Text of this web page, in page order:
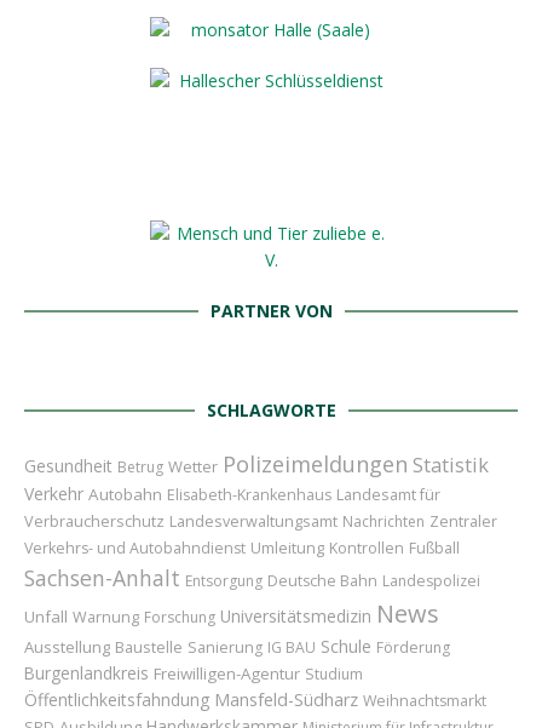
PARTNER VON
SCHLAGWORTE
Gesundheit Betrug Wetter Polizeimeldungen Statistik
Verkehr Autobahn Elisabeth-Krankenhaus Landesamt für
Verbraucherschutz Landesverwaltungsamt Nachrichten Zentraler
Verkehrs- und Autobahndienst Umleitung Kontrollen Fußball
Sachsen-Anhalt Entsorgung Deutsche Bahn Landespolizei
Unfall Warnung Forschung Universitätsmedizin News
Ausstellung Baustelle Sanierung IG BAU Schule Förderung
Burgenlandkreis Freiwilligen-Agentur Studium
Öffentlichkeitsfahndung Mansfeld-Südharz Weihnachtsmarkt